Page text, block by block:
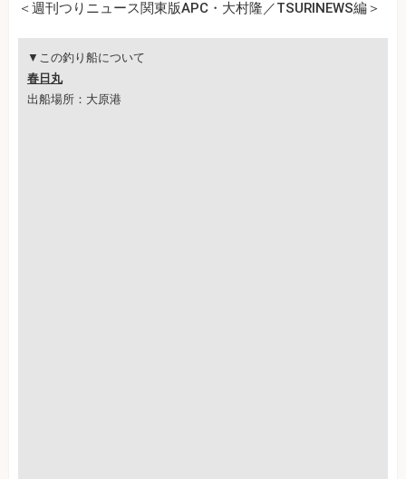
＜週刊つりニュース関東版APC・大村隆／TSURINEWS編＞
▼この釣り船について
春日丸
出船場所：大原港